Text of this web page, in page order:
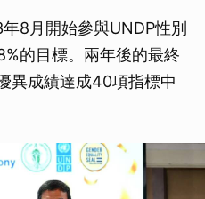
8月開始參與UNDP性別
的目標。兩年後的最終
異成績達成40項指標中